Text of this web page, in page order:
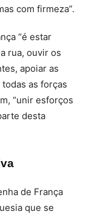
com firmeza”.
“é estar
rua, ouvir os
apoiar as
as forças
“unir esforços
desta
de França
que se